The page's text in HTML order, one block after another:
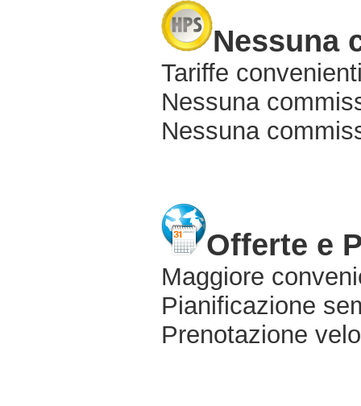
Nessuna
Tariffe
Nessuna
Nessuna
Offerte e
Maggiore
Pianificazione
Prenotazione